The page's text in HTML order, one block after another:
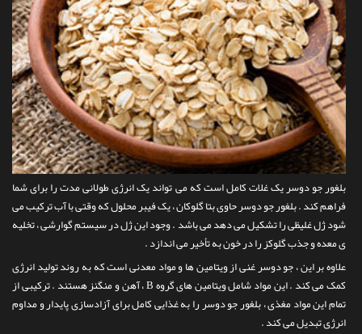
بلغور جو دوسر یک غلات کامل است که می تواند یک انرژی طولانی مدت را برای شما
فراهم کند . بلغور جو دوسر حاوی بتا گلوکان ، یک فیبر محلول که وقتی با آب ترکیب می
شود ژل غلیظی را تشکیل می دهد می باشد . وجود این ژل در سیستم گوارشی ، تخلیه
ی معده و جذب گلوکز را در خون به تأخیر می اندازد .
علاوه بر این ، جو دوسر غنی از ویتامین ها و مواد معدنی است که به روند تولید انرژی
کمک می کند . این مواد شامل ویتامین های گروه B ، آهن و منگنز هستند . ترکیبی از
تمام این مواد مغذی ، بلغور جو دوسر را به غذایی کامل برای آزادسازی پایدار و مداوم
انرژی تبدیل می کند .